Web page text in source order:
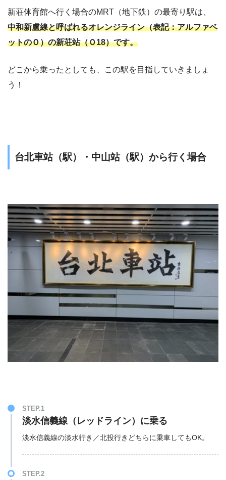
新荘体育館へ行く場合のMRT（地下鉄）の最寄り駅は、
中和新盧線と呼ばれるオレンジライン（表記：アルファベ
ットのＯ）の新荘站（Ｏ18）です。
どこから乗ったとしても、この駅を目指していきましょ
う！
台北車站（駅）・中山站（駅）から行く場合
STEP.1
淡水信義線（レッドライン）に乗る
淡水信義線の淡水行き／北投行きどちらに乗車してもOK。
STEP.2